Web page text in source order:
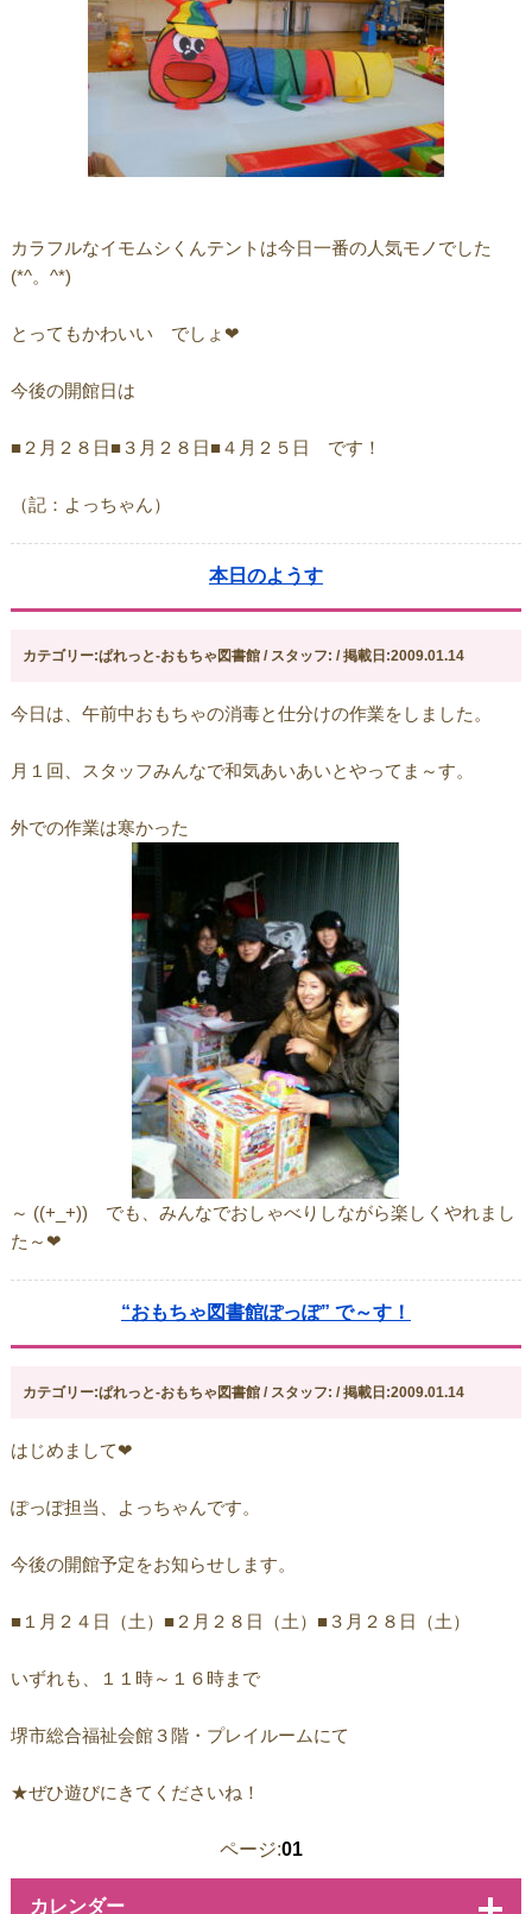
カラフルなイモムシくんテントは今日一番の人気モノでした
(*^。^*)
とってもかわいい でしょ❤
今後の開館日は
■２月２８日■３月２８日■４月２５日 です！
（記：よっちゃん）
本日のようす
カテゴリー:ぱれっと-おもちゃ図書館 / スタッフ: / 掲載日:2009.01.14
今日は、午前中おもちゃの消毒と仕分けの作業をしました。
月１回、スタッフみんなで和気あいあいとやってま～す。
外での作業は寒かった
～ ((+_+)) でも、みんなでおしゃべりしながら楽しくやれまし
た～❤
“おもちゃ図書館ぽっぽ” で～す！
カテゴリー:ぱれっと-おもちゃ図書館 / スタッフ: / 掲載日:2009.01.14
はじめまして❤
ぽっぽ担当、よっちゃんです。
今後の開館予定をお知らせします。
■１月２４日（土）■２月２８日（土）■３月２８日（土）
いずれも、１１時～１６時まで
堺市総合福祉会館３階・プレイルームにて
★ぜひ遊びにきてくださいね！
ページ:01
カレンダー